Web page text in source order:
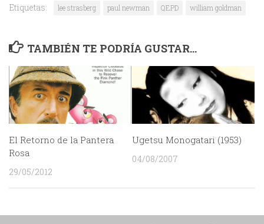
Etiquetas: lee strasberg paul newman QEPD william goldman
TAMBIÉN TE PODRÍA GUSTAR...
El Retorno de la Pantera
Rosa
29/05/2012
Ugetsu Monogatari (1953)
04/08/2007